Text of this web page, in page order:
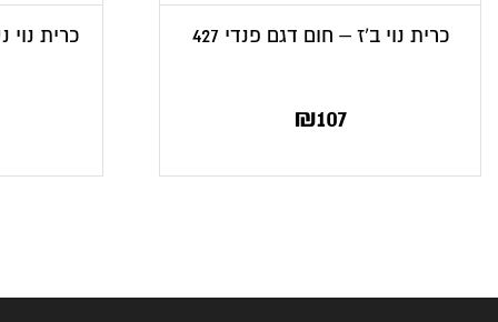
כרית נוי ב’ז – חום דגם פנדי 427
₪107
כרית נוי